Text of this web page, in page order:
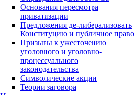
Основания пересмотра
приватизации
Предложения де-либерализовать
Конституцию и публичное право
Призывы к ужесточению
уголовного и уголовно-
процессуального
законодательства
Символические акции
Теории заговора